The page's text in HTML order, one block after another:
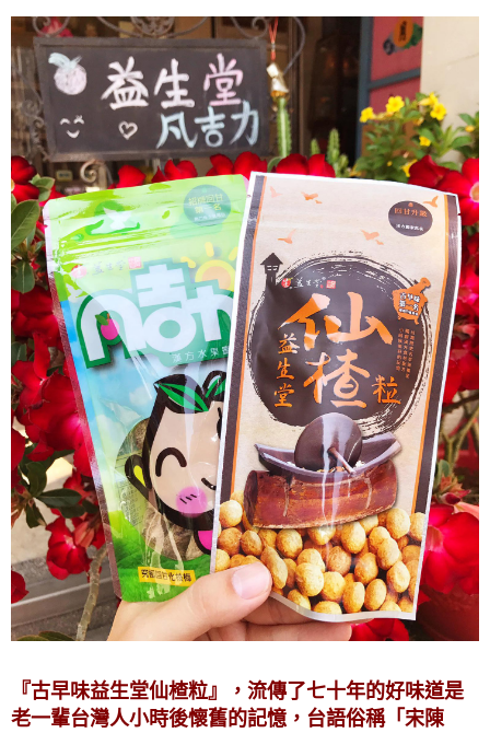
『古早味益生堂仙楂粒』，流傳了七十年的好味道是
老一輩台灣人小時後懷舊的記憶，台語俗稱「宋陳